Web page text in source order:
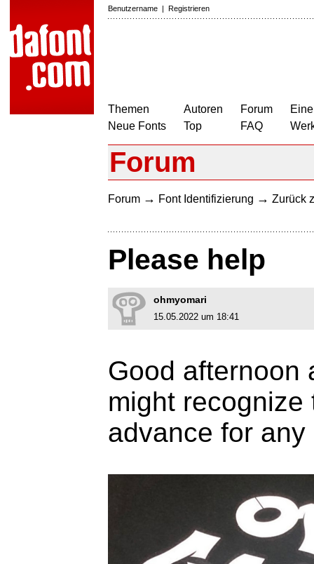
Benutzername | Registrieren
Themen
Neue Fonts
Autoren
Top
Forum
FAQ
Forum
Forum → Font Identifizierung → Zurück
Please help
ohmyomari
15.05.2022 um 18:41
Good afternoon
might
advance for